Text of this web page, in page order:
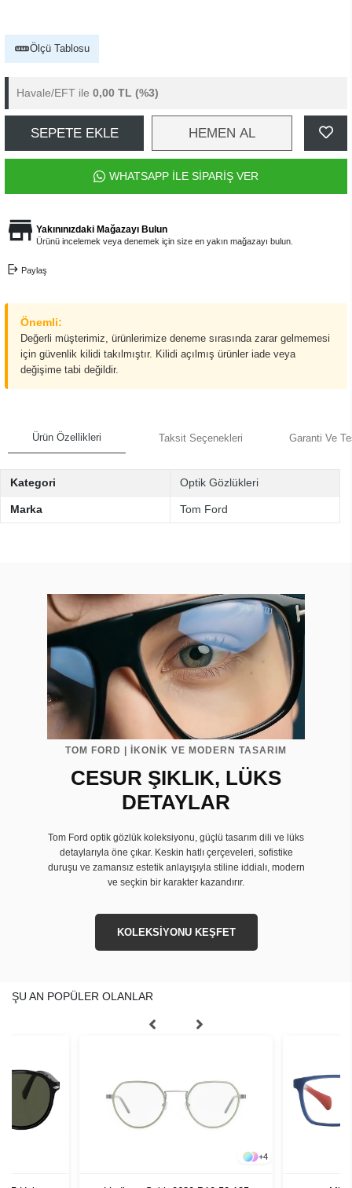
Ölçü Tablosu
Havale/EFT ile 0,00 TL (%3)
SEPETE EKLE HEMEN AL
WHATSAPP İLE SİPARİŞ VER
Yakınınızdaki Mağazayı Bulun
Ürünü incelemek veya denemek için size en yakın mağazayı bulun.
Paylaş
Önemli:
Değerli müşterimiz, ürünlerimize deneme sırasında zarar gelmemesi
için güvenlik kilidi takılmıştır. Kilidi açılmış ürünler iade veya
değişime tabi değildir.
Ürün Özellikleri Taksit Seçenekleri Garanti Ve
Kategori Optik Gözlükleri
Marka Tom Ford
TOM FORD | İKONİK VE MODERN TASARIM
CESUR ŞIKLIK, LÜKS
DETAYLAR
Tom Ford optik gözlük koleksiyonu, güçlü tasarım dili ve lüks
detaylarıyla öne çıkar. Keskin hatlı çerçeveleri, sofistike
duruşu ve zamansız estetik anlayışıyla stiline iddialı, modern
ve seçkin bir karakter kazandırır.
KOLEKSİYONU KEŞFET
ŞU AN POPÜLER OLANLAR
+4